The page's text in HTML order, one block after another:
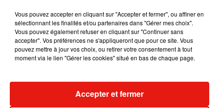
6 août 2026
Il y a 10 ans, DJ Snake changeait de
dimension avec son premier...
3 août 2026
Fred again.. et Latin Mafia dévoilent enfin
leur mixtape créée en...
Vous pouvez accepter en cliquant sur "Accepter et fermer", ou affiner en
sélectionnant les finalités et/ou partenaires dans "Gérer mes choix".
Vous pouvez également refuser en cliquant sur "Continuer sans
accepter". Vos préférences ne s'appliqueront que pour ce site. Vous
pouvez mettre à jour vos choix, ou retirer votre consentement à tout
moment via le lien "Gérer les cookies" situé en bas de chaque page.
Accepter et fermer